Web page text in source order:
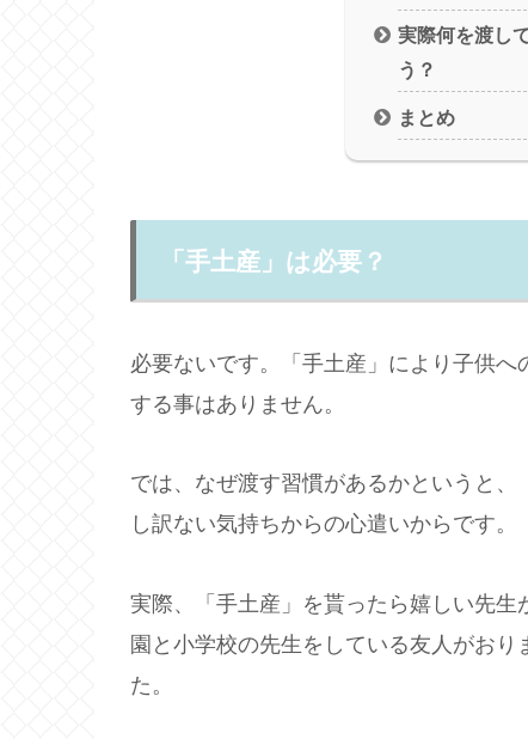
実際何を渡し
う？
まとめ
「手土産」は必要？
必要ないです。「手土産」により子供
する事はありません。
では、なぜ渡す習慣があるかというと
し訳ない気持ちからの心遣いからです。
実際、「手土産」を貰ったら嬉しい先
園と小学校の先生をしている友人がお
た。